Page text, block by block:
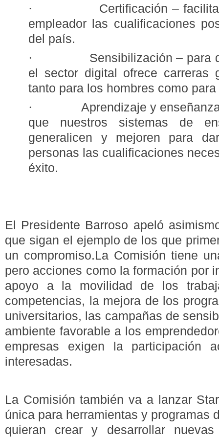
·
Certificación –
empleador las cualificaciones
del país.
·
Sensibilización – para
el sector digital ofrece carreras
tanto para los hombres como
·
Aprendizaje y
que nuestros sistemas de
generalicen y mejoren para
personas las cualificaciones
éxito.
El Presidente Barroso apeló
que sigan el ejemplo de los que
un compromiso.La Comisión tiene
pero acciones como la formación por
apoyo a la movilidad de los
competencias, la mejora de los
universitarios, las campañas de
ambiente favorable a los
empresas exigen la participación
interesadas.
La Comisión también va a lanzar
única para herramientas y programas
quieran crear y desarrollar